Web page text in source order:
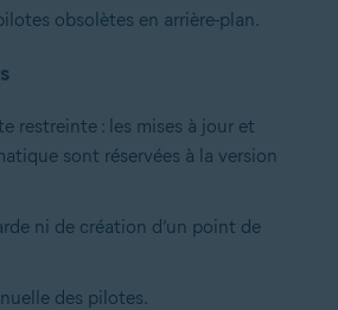
obsolètes en arrière-plan.
restreinte : les mises à jour et
sont réservées à la version
ni de création d’un point de
des pilotes.